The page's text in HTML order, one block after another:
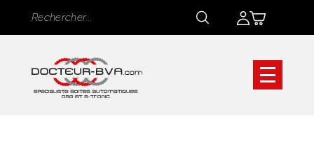
Rechercher
Rechercher